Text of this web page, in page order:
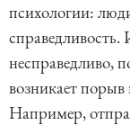
психологии:
несправедливо,
возникает порыв
Например,